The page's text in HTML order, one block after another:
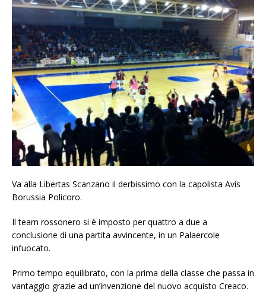
Va alla Libertas Scanzano il derbissimo con la capolista Avis
Borussia Policoro.
Il team rossonero si è imposto per quattro a due a
conclusione di una partita avvincente, in un Palaercole
infuocato.
Primo tempo equilibrato, con la prima della classe che passa in
vantaggio grazie ad un’invenzione del nuovo acquisto Creaco.